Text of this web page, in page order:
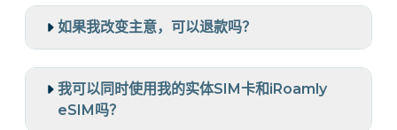
如果我改变主意，可以退款吗？
我可以同时使用我的实体SIM卡和iRoamly
eSIM吗？